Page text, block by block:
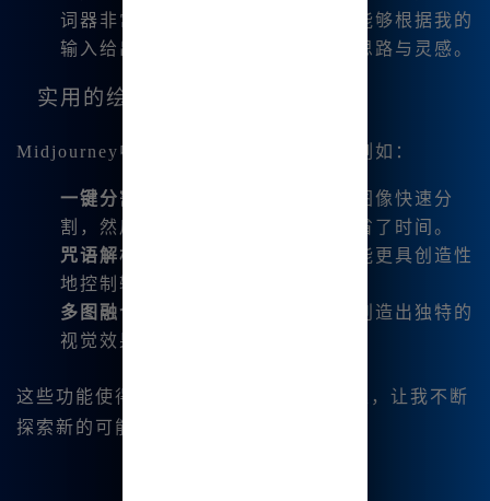
词器非常友好，尤其是对新手。它能够根据我的
输入给出建议，帮助我更容易集中思路与灵感。
实用的绘图功能
Midjourney中文版的功能全面且多样，例如：
一键分割图片
：我可以在创作时将图像快速分
割，然后下载多个版本，极大地节省了时间。
咒语解析
：灵活化的咒语输入让我能更具创造性
地控制输出内容。
多图融合
：可以将多张图片混合，创造出独特的
视觉效果。
这些功能使得每次创作过程都充满了乐趣，让我不断
探索新的可能性。